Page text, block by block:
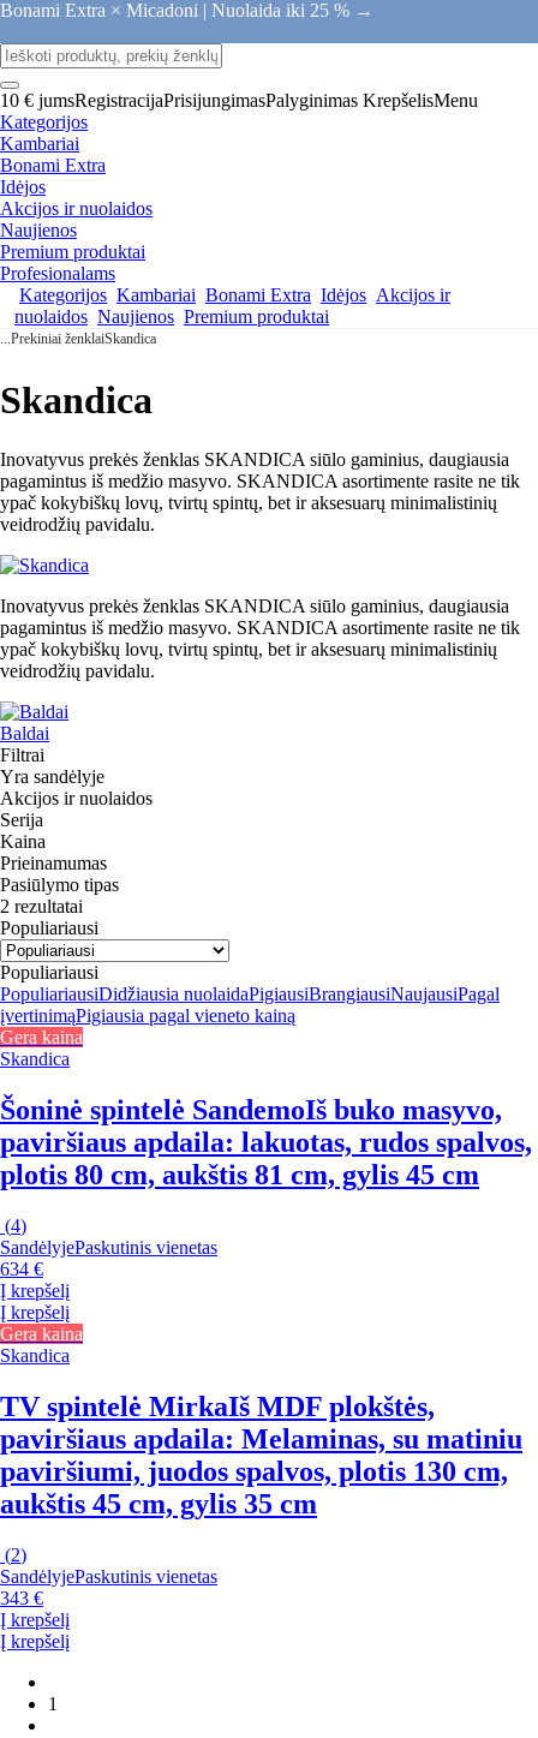
Bonami Extra × Micadoni | Nuolaida iki 25 % →
10 € jumsRegistracijaPrisijungimasPalyginimas KrepšelisMenu
Kategorijos
Kambariai
Bonami Extra
Idėjos
Akcijos ir nuolaidos
Naujienos
Premium produktai
Profesionalams
Kategorijos Kambariai Bonami Extra Idėjos Akcijos ir
nuolaidos Naujienos Premium produktai
...Prekiniai ženklaiSkandica
Skandica
Inovatyvus prekės ženklas SKANDICA siūlo gaminius, daugiausia
pagamintus iš medžio masyvo. SKANDICA asortimente rasite ne tik
ypač kokybiškų lovų, tvirtų spintų, bet ir aksesuarų minimalistinių
veidrodžių pavidalu.
Inovatyvus prekės ženklas SKANDICA siūlo gaminius, daugiausia
pagamintus iš medžio masyvo. SKANDICA asortimente rasite ne tik
ypač kokybiškų lovų, tvirtų spintų, bet ir aksesuarų minimalistinių
veidrodžių pavidalu.
Baldai
Filtrai
Yra sandėlyje
Akcijos ir nuolaidos
Serija
Kaina
Prieinamumas
Pasiūlymo tipas
2 rezultatai
Populiariausi
Populiariausi
PopuliariausiDidžiausia nuolaidaPigiausiBrangiausiNaujausiPagal
įvertinimąPigiausia pagal vieneto kainą
Gera kaina
Skandica
Šoninė spintelė SandemoIš buko masyvo,
paviršiaus apdaila: lakuotas, rudos spalvos,
plotis 80 cm, aukštis 81 cm, gylis 45 cm
(4)
SandėlyjePaskutinis vienetas
634 €
Į krepšelį
Į krepšelį
Gera kaina
Skandica
TV spintelė MirkaIš MDF plokštės,
paviršiaus apdaila: Melaminas, su matiniu
paviršiumi, juodos spalvos, plotis 130 cm,
aukštis 45 cm, gylis 35 cm
(2)
SandėlyjePaskutinis vienetas
343 €
Į krepšelį
Į krepšelį
1